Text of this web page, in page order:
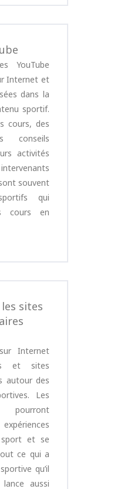
YouTube
Internet et
dans la
sportif.
cours, des
conseils
activités
souvent
qui
cours en
sites
Internet
et sites
autour des
Les
et se
ce qui a
qu’il
aussi